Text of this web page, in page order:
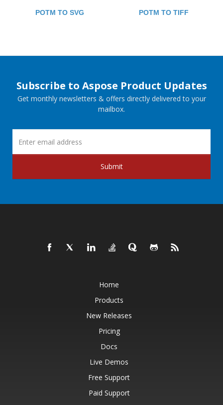
POTM TO SVG POTM TO TIFF
Subscribe to Aspose Product Updates
Get monthly newsletters & offers directly delivered to your
mailbox.
Submit
Home
Products
New Releases
Pricing
Docs
Live Demos
Free Support
Paid Support